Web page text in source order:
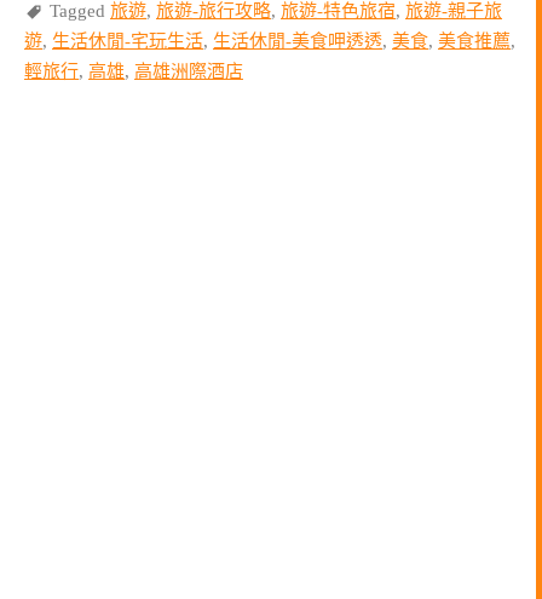
Tagged 旅遊, 旅遊-旅行攻略, 旅遊-特色旅宿, 旅遊-親子旅
遊, 生活休閒-宅玩生活, 生活休閒-美食呷透透, 美食, 美食推薦,
輕旅行, 高雄, 高雄洲際酒店